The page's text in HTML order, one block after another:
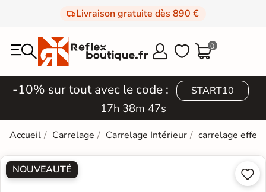
Livraison gratuite dès 890 €
  0
-10% sur tout avec le code : START10
17h 38m 47s
Accueil Carrelage Carrelage Intérieur carrelage effet
NOUVEAUTÉ 
